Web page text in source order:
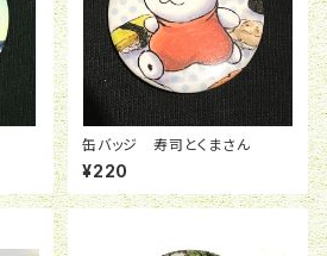
缶バッジ 寿司とくまさん
¥220